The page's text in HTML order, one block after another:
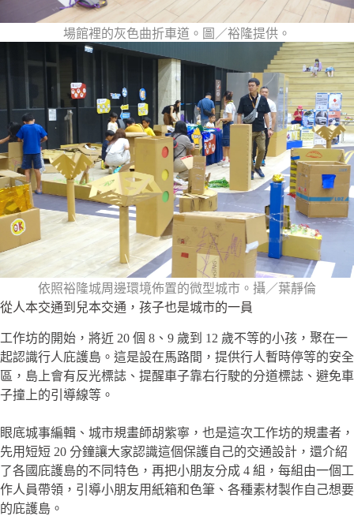
場館裡的灰色曲折車道。圖／裕隆提供。
依照裕隆城周邊環境佈置的微型城市。攝／葉靜倫
從人本交通到兒本交通，孩子也是城市的一員
工作坊的開始，將近 20 個 8、9 歲到 12 歲不等的小孩，聚在一
起認識行人庇護島。這是設在馬路間，提供行人暫時停等的安全
區，島上會有反光標誌、提醒車子靠右行駛的分道標誌、避免車
子撞上的引導線等。
眼底城事編輯、城市規畫師胡紫寧，也是這次工作坊的規畫者，
先用短短 20 分鐘讓大家認識這個保護自己的交通設計，還介紹
了各國庇護島的不同特色，再把小朋友分成 4 組，每組由一個工
作人員帶領，引導小朋友用紙箱和色筆、各種素材製作自己想要
的庇護島。